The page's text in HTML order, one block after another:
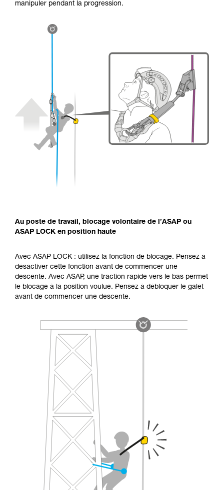
manipuler pendant la progression.
Au poste de travail, blocage volontaire de l’ASAP ou
ASAP LOCK en position haute
Avec ASAP LOCK : utilisez la fonction de blocage. Pensez à
désactiver cette fonction avant de commencer une
descente. Avec ASAP, une traction rapide vers le bas permet
le blocage à la position voulue. Pensez à débloquer le galet
avant de commencer une descente.